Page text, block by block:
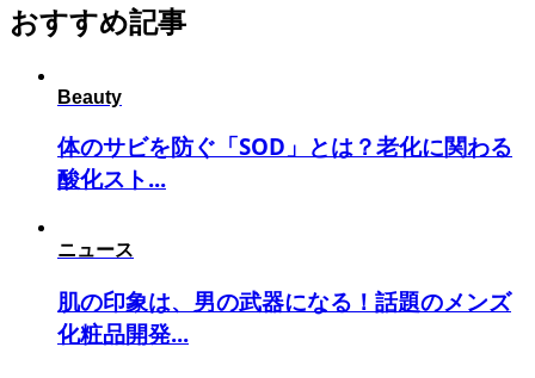
おすすめ記事
Beauty
体のサビを防ぐ「SOD」とは？老化に関わる
酸化スト...
ニュース
肌の印象は、男の武器になる！話題のメンズ
化粧品開発...